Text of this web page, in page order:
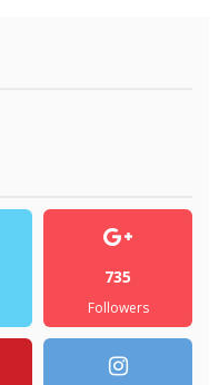
735
Followers